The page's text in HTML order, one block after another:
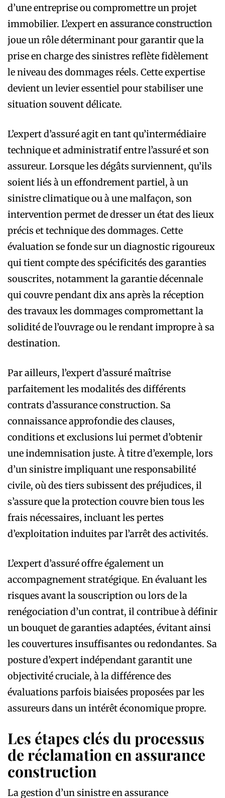
d’une entreprise ou compromettre un projet
immobilier. L’expert enassurance construction
joue un rôle déterminant pour garantir que la
prise en charge des sinistres reflète fidèlement
le niveau des dommages réels. Cette expertise
devient un levier essentiel pour stabiliser une
situation souvent délicate.
L’expert d’assuré agit en tant qu’intermédiaire
technique et administratif entre l’assuré et son
assureur. Lorsque les dégâts surviennent, qu’ils
soient liés à un effondrement partiel, à un
sinistre climatique ou à une malfaçon, son
intervention permet de dresser un état des lieux
précis et technique des dommages. Cette
évaluation se fonde sur un diagnostic rigoureux
qui tient compte des spécificités des garanties
souscrites, notamment la garantie décennale
qui couvre pendant dix ans après la réception
des travaux les dommages compromettant la
solidité de l’ouvrage ou le rendant impropre à sa
destination.
Par ailleurs, l’expert d’assuré maîtrise
parfaitement les modalités des différents
contrats d’assurance construction. Sa
connaissance approfondie des clauses,
conditions et exclusions lui permet d’obtenir
une indemnisation juste. À titre d’exemple, lors
d’un sinistre impliquant une responsabilité
civile, où des tiers subissent des préjudices, il
s’assure que la protection couvre bien tous les
frais nécessaires, incluant les pertes
d’exploitation induites par l’arrêt des activités.
L’expert d’assuré offre également un
accompagnement stratégique. En évaluant les
risques avant la souscription ou lors de la
renégociation d’un contrat, il contribue à définir
un bouquet de garanties adaptées, évitant ainsi
les couvertures insuffisantes ou redondantes. Sa
posture d’expert indépendant garantit une
objectivité cruciale, à la différence des
évaluations parfois biaisées proposées par les
assureurs dans un intérêt économique propre.
Les étapes clés du processus
de réclamation en assurance
construction
La gestion d’un sinistre en assurance